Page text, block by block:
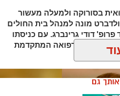
בסורוקה ולמעלה מעשור
מונה למנהל בית החולים
דודי גרינברג. עם כניסתו
בנגב יזכו לרפואה המתקדמת
אותך גם